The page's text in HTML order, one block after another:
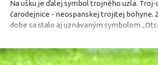
Na ušku je ďalej symbol trojného uzla.
čarodejnice - neospanskej trojitej bohyne.
dobe sa stalo aj uznávaným symbolom
Striebro Ag925, pozlátené